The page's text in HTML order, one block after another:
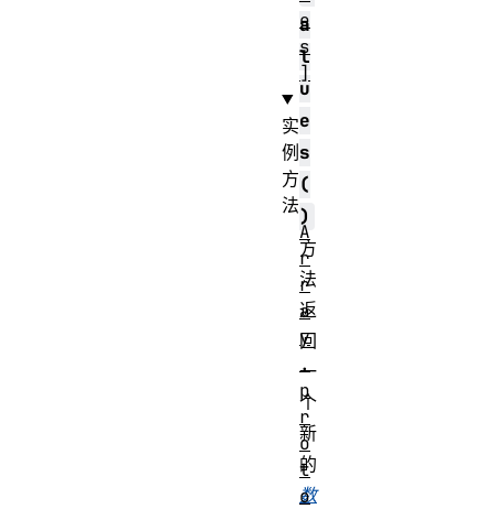
a
l
u
e
s
(
)
方
法
返
回
一
个
新
的
数
e
s
]
实
例
方
法
A
r
r
a
y
.
p
r
o
t
o